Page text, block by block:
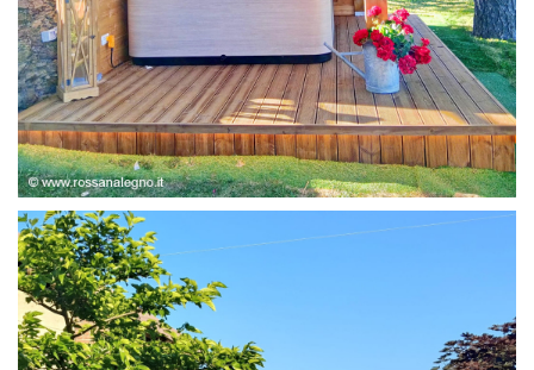
STRUTTURA ABETE LAMELLARE, RIVESTIMENTO IN
LARICE,